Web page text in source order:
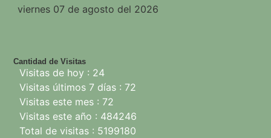
Cantidad de Visitas
Visitas de hoy : 24
Visitas últimos 7 días : 72
Visitas este mes : 72
Visitas este año : 484246
Total de visitas : 5199180
viernes 07 de agosto del 2026